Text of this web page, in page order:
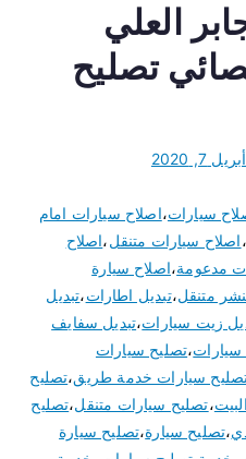
العلي
اخصائي تصليح
أبريل 7, 2020
سيارات،اصلاح سيارات امام
،اصلاح سيارات متنقل،اصلاح
مدعومة،اصلاح سيارة
متنقل،تبديل اطارات،تبديل
زيت سيارات،تبديل سفايف
سيارات،تصليح سيارات
سيارات خدمة طريق،تصليح
،تصليح سيارات متنقل،تصليح
،تصليح سيارة،تصليح سيارة